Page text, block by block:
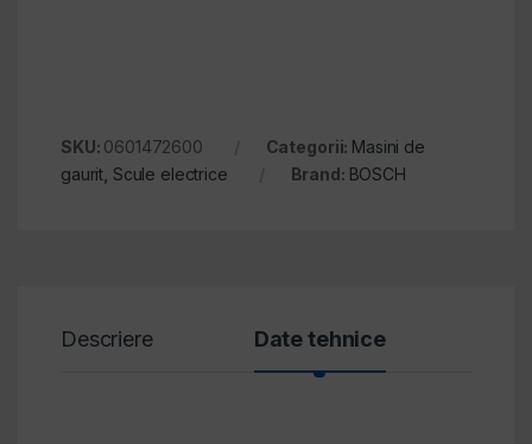
SKU: 0601472600 Categorii: Masini de
gaurit Scule electrice Brand: BOSCH
Descriere Date tehnice